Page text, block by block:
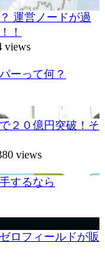
運営ノードが過
！
views
ーって何？
２０億円突破！そ
views
するなら
ロフィールドが販